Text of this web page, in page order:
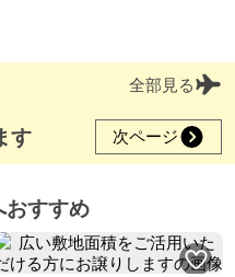
全部見る
す 次ページ
おすすめ